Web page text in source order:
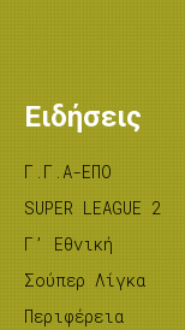
Ειδήσεις
Γ.Γ.Α-ΕΠΟ
SUPER LEAGUE 2
Γ’ Εθνική
Σούπερ Λίγκα
Περιφέρεια